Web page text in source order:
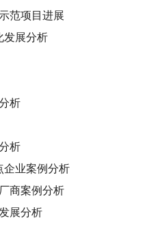
范项目进展
发展分析
析
析
企业案例分析
商案例分析
展分析